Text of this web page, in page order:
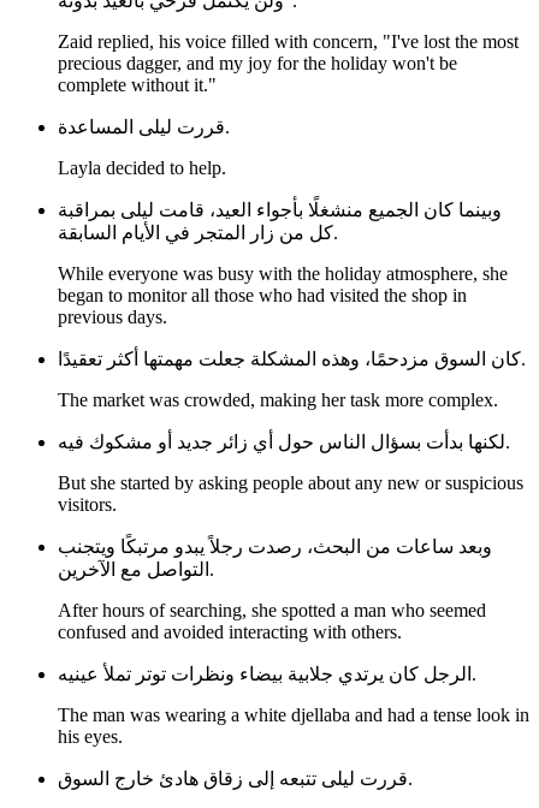
Zaid replied, his voice filled with concern, "I've lost the most
precious dagger, and my joy for the holiday won't be
complete without it."
قررت ليلى المساعدة.
Layla decided to help.
وبينما كان الجميع منشغلًا بأجواء العيد، قامت ليلى بمراقبة
كل من زار المتجر في الأيام السابقة.
While everyone was busy with the holiday atmosphere, she
began to monitor all those who had visited the shop in
previous days.
كان السوق مزدحمًا، وهذه المشكلة جعلت مهمتها أكثر تعقيدًا.
The market was crowded, making her task more complex.
لكنها بدأت بسؤال الناس حول أي زائر جديد أو مشكوك فيه.
But she started by asking people about any new or suspicious
visitors.
وبعد ساعات من البحث، رصدت رجلاً يبدو مرتبكًا ويتجنب
التواصل مع الآخرين.
After hours of searching, she spotted a man who seemed
confused and avoided interacting with others.
الرجل كان يرتدي جلابية بيضاء ونظرات توتر تملأ عينيه.
The man was wearing a white djellaba and had a tense look in
his eyes.
قررت ليلى تتبعه إلى زقاق هادئ خارج السوق.